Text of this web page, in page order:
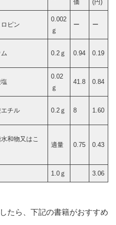
価
(円)
ピン
0.002
ｇ
ー ー
0.2ｇ 0.94 0.19
0.02
ｇ
41.8 0.84
チル 0.2ｇ 8 1.60
和物又はこ
適量 0.75 0.43
1.0ｇ 3.06
たら、下記の書籍がおすすめ